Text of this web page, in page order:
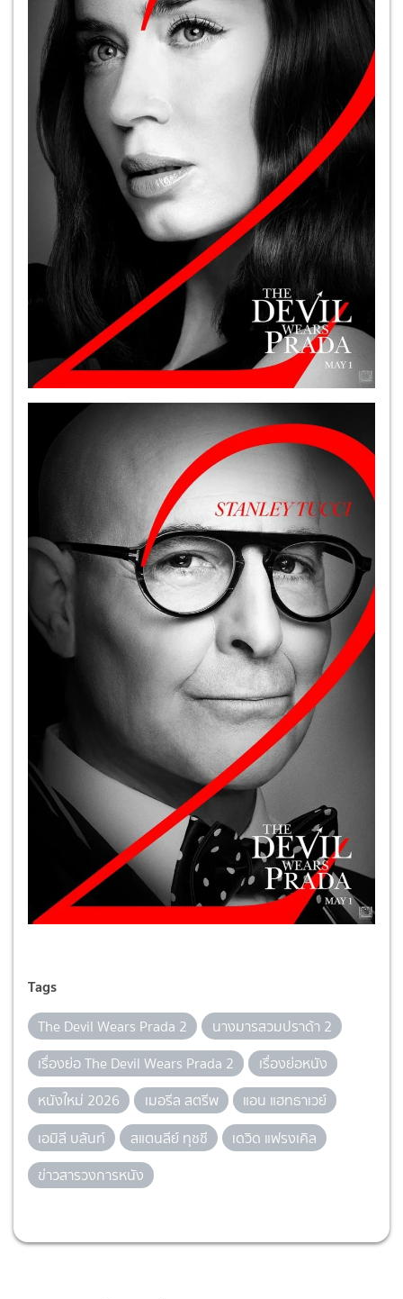
Tags
The Devil Wears Prada 2
นางมารสวมปราด้า 2
เรื่องย่อ The Devil Wears Prada 2
เรื่องย่อหนัง
หนังใหม่ 2026
เมอรีล สตรีพ
แอน แฮทธาเวย์
เอมิลี บลันท์
สแตนลีย์ ทุชชี
เดวิด แฟรงเคิล
ข่าวสารวงการหนัง